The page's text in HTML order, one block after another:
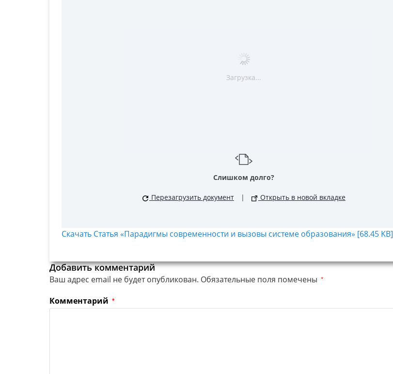
Загрузка...
Слишком долго?
Перезагрузить документ | Открыть в новой вкладке
Скачать Статья «Парадигмы современности и вызовы системе образования» [68.45 KB]
Добавить комментарий
Ваш адрес email не будет опубликован. Обязательные поля помечены *
Комментарий *